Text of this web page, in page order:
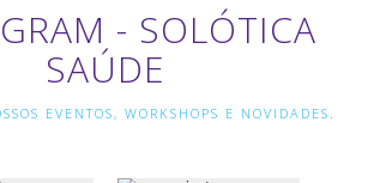
- SOLÓTICA
SAÚDE
EVENTOS, WORKSHOPS E NOVIDADES.